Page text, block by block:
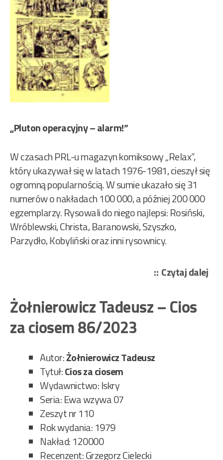
„Pluton operacyjny – alarm!”
W czasach PRL-u magazyn komiksowy „Relax”,
który ukazywał się w latach 1976-1981, cieszył się
ogromną popularnością. W sumie ukazało się 31
numerów o nakładach 100 000, a później 200 000
egzemplarzy. Rysowali do niego najlepsi: Rosiński,
Wróblewski, Christa, Baranowski, Szyszko,
Parzydło, Kobyliński oraz inni rysownicy.
Czytaj dalej
Żołnierowicz Tadeusz – Cios
za ciosem 86/2023
Autor:Żołnierowicz Tadeusz
Tytuł:Cios za ciosem
Wydawnictwo: Iskry
Seria: Ewa wzywa 07
Zeszyt nr 110
Rok wydania: 1979
Nakład: 120000
Recenzent: Grzegorz Cielecki